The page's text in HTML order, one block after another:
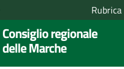
Rubrica
Consiglio regionale
delle Marche